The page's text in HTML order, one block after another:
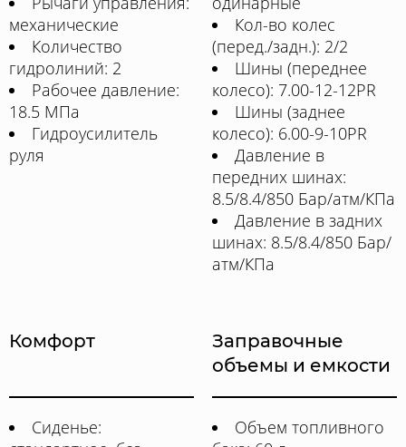
механические
Количество
гидролиний: 2
Рабочее давление:
18.5 МПа
Гидроусилитель
руля
Кол-во колес
(перед./задн.): 2/2
Шины (переднее
колесо): 7.00-12-12PR
Шины (заднее
колесо): 6.00-9-10PR
Давление в
передних шинах:
8.5/8.4/850 Бар/атм/КПа
Давление в задних
шинах: 8.5/8.4/850 Бар/
атм/КПа
Комфорт
Сиденье:
Заправочные
объемы и емкости
Объем топливного